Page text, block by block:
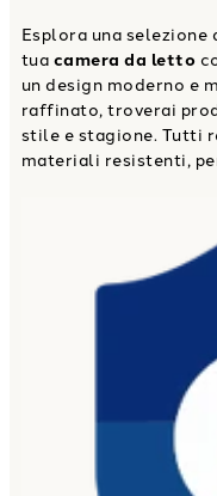
Esplora una
tua camera da letto
un design moderno e
raffinato, troverai
stile e stagione. Tutti
materiali resistenti,
Spedizione